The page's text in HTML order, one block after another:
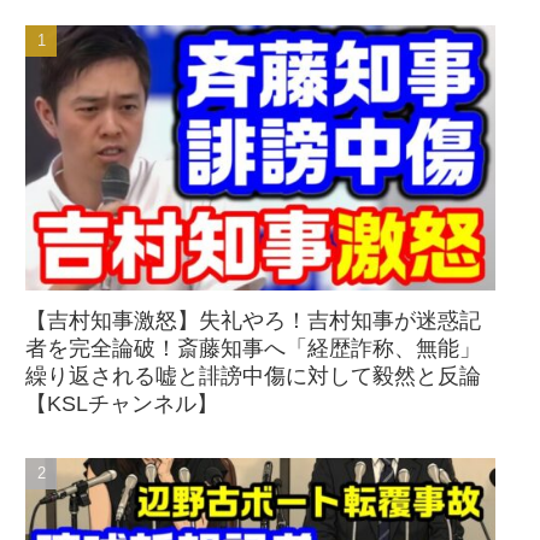
【吉村知事激怒】失礼やろ！吉村知事が迷惑記
者を完全論破！斎藤知事へ「経歴詐称、無能」
繰り返される嘘と誹謗中傷に対して毅然と反論
【KSLチャンネル】